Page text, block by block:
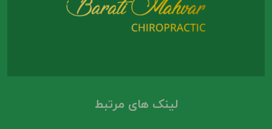
لینک های مرتبط